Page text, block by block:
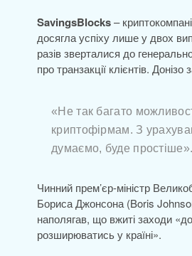
SavingsBlocks–
досягла успіху лише у двох
разів зверталися до
про транзакції клієнтів.
«Не так багато
криптофірмам. З
думаємо, буде простіше».
Чинний прем’єр-міністр
Бориса Джонсона (Boris
наполягав, що вжиті заходи
розширюватись у країні».